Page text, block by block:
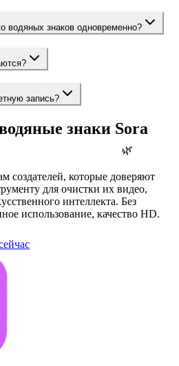
🌿
водяных знаков одновременно?
запись?
знаки Sora
создателей, которые доверяют
для очистки их видео,
интеллекта. Без
использование, качество HD.